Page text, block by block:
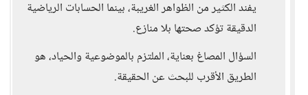
يفند الكثير من الظواهر الغريبة، بينما الحسابات الرياضية
الدقيقة تؤكد صحتها بلا منازع.
السؤال المصاغ بعناية، الملتزم بالموضوعية والحياد، هو
الطريق الأقرب للبحث عن الحقيقة.